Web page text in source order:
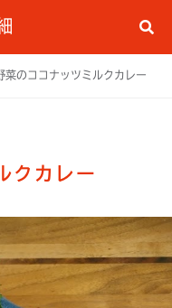
菜のココナッツミルクカレー
クカレー